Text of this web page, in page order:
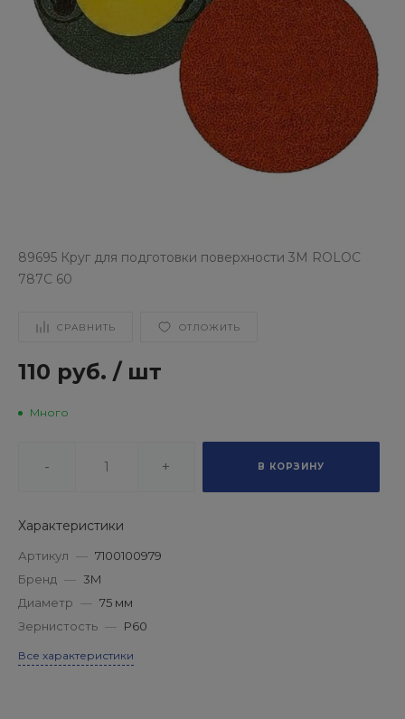
89695 Круг для подготовки поверхности 3М ROLOC
787С 60
СРАВНИТЬ ОТЛОЖИТЬ
110 руб. / шт
Много
- + В КОРЗИНУ
Характеристики
Артикул — 7100100979
Бренд — 3М
Диаметр — 75 мм
Зернистость — P60
Все характеристики